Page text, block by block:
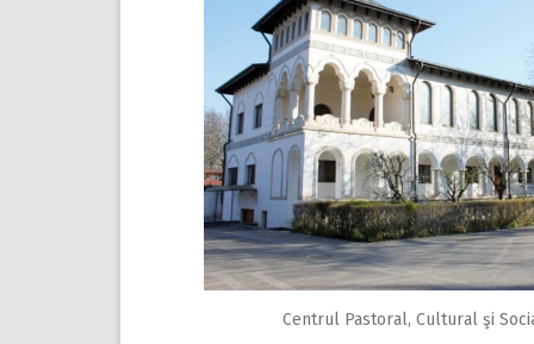
Centrul Pas­toral, Cultural şi